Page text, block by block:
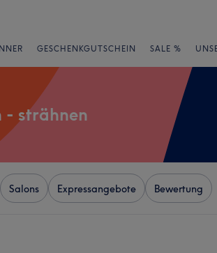
GESCHENKGUTSCHEIN SALE %
- strähnen
Salons Expressangebote Bewertung